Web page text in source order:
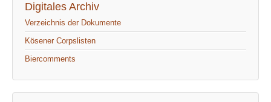
Digitales Archiv
Verzeichnis der Dokumente
Kösener Corpslisten
Biercomments